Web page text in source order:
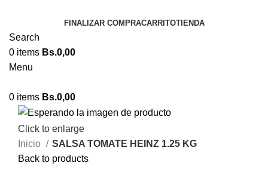
FINALIZAR COMPRACARRITOTIENDA
Search
0 items Bs.0,00
Menu
0 items Bs.0,00
Click to enlarge
Inicio
SALSA TOMATE HEINZ 1.25 KG
Back to products